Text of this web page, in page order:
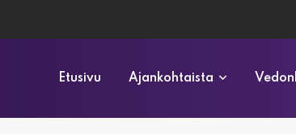
Etusivu Ajankohtaista